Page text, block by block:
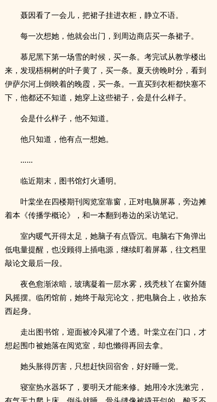
聂因看了一会儿，把裙子挂进衣柜，静立不语。
每一次想她，他就会出门，到周边商店买一条裙子。
慕尼黑下第一场雪的时候，买一条。考完试从教学楼出
来，发现梧桐树的叶子黄了，买一条。夏天傍晚时分，看到
伊萨尔河上倒映着的晚霞，买一条。一直买到衣柜都快塞不
下，他都还不知道，她穿上这些裙子，会是什么样子。
会是什么样子，他不知道。
他只知道，他有点一想她。
……
临近期末，图书馆灯火通明。
叶棠坐在四楼期刊阅览室靠窗，正对电脑屏幕，旁边摊
着本《传播学概论》，和一本翻到卷边的采访笔记。
室内暖气开得太足，她脑子有点昏沉。电脑右下角弹出
低电量提醒，也没顾得上插电源，继续盯着屏幕，往文档里
敲论文最后一段。
夜色愈渐浓暗，玻璃凝着一层水雾，残秃枝丫在窗外随
风摇摆。临闭馆前，她终于敲完论文，把电脑合上，收拾东
西起身。
走出图书馆，迎面被冷风灌了个透。叶棠立在门口，才
想起围巾被她落在阅览室，却也懒得再回去拿。
她头胀得厉害，只想赶快回宿舍，好好睡一觉。
寝室热水器坏了，要明天才能来修。她用冷水洗漱完，